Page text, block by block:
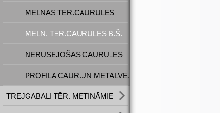
MELNAS TĒR.CAURULES
MELN. TĒR.CAURULES B.Š.
NERŪSĒJOŠAS CAURULES
PROFILA CAUR.UN METĀLVE.
TREJGABALI TĒR. METINĀMIE